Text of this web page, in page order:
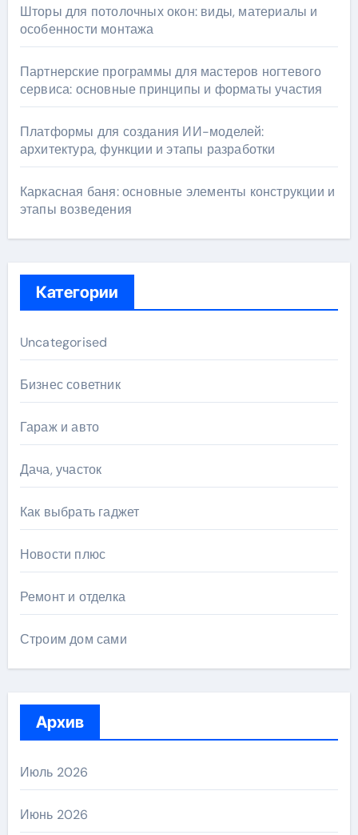
Шторы для потолочных окон: виды, материалы и
особенности монтажа
Партнерские программы для мастеров ногтевого
сервиса: основные принципы и форматы участия
Платформы для создания ИИ-моделей:
архитектура, функции и этапы разработки
Каркасная баня: основные элементы конструкции и
этапы возведения
Категории
Uncategorised
Бизнес советник
Гараж и авто
Дача, участок
Как выбрать гаджет
Новости плюс
Ремонт и отделка
Строим дом сами
Архив
Июль 2026
Июнь 2026